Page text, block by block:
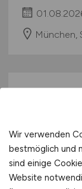
München,
Wir verwenden
bestmöglich und
sind einige
Website